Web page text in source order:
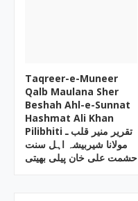
Taqreer-e-Muneer
Qalb Maulana Sher
Beshah Ahl-e-Sunnat
Hashmat Ali Khan
Pilibhiti تقریر منیر قلب ـ
مولانا شیربیشہ اہل سنت
حشمت علی خان پیلی بھیتی